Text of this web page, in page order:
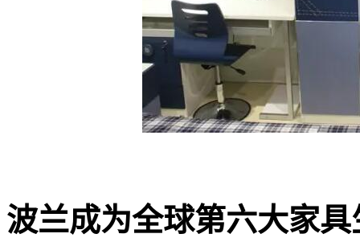
波兰成为全球第六大家具